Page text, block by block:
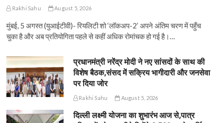
Rakhi Sahu August 5, 2026
मुंबई, 5 अगस्त (युआईटीवी)- रियलिटी शो ‘लॉकअप-2’ अपने अंतिम चरण में पहुँच
चुका है और अब प्रतियोगिता पहले से कहीं अधिक रोमांचक हो गई है।…
प्रधानमंत्री नरेंद्र मोदी ने नए सांसदों के साथ की
विशेष बैठक,संसद में सक्रिय भागीदारी और जनसेवा
पर दिया जोर
Rakhi Sahu August 5, 2026
दिल्ली लक्ष्मी योजना का शुभारंभ आज से,पात्र